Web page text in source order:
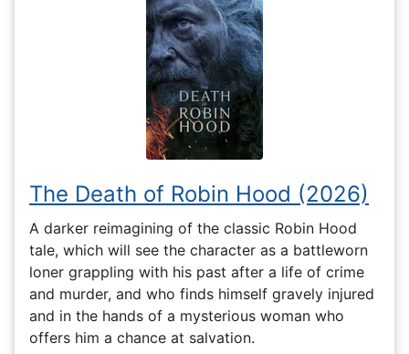
The Death of Robin Hood (2026)
A darker reimagining of the classic Robin Hood
tale, which will see the character as a battleworn
loner grappling with his past after a life of crime
and murder, and who finds himself gravely injured
and in the hands of a mysterious woman who
offers him a chance at salvation.